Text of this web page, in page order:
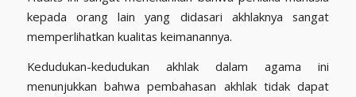
kepada orang lain yang didasari akhlaknya sangat
memperlihatkan kualitas keimanannya.
Kedudukan-kedudukan akhlak dalam agama ini
menunjukkan bahwa pembahasan akhlak tidak dapat